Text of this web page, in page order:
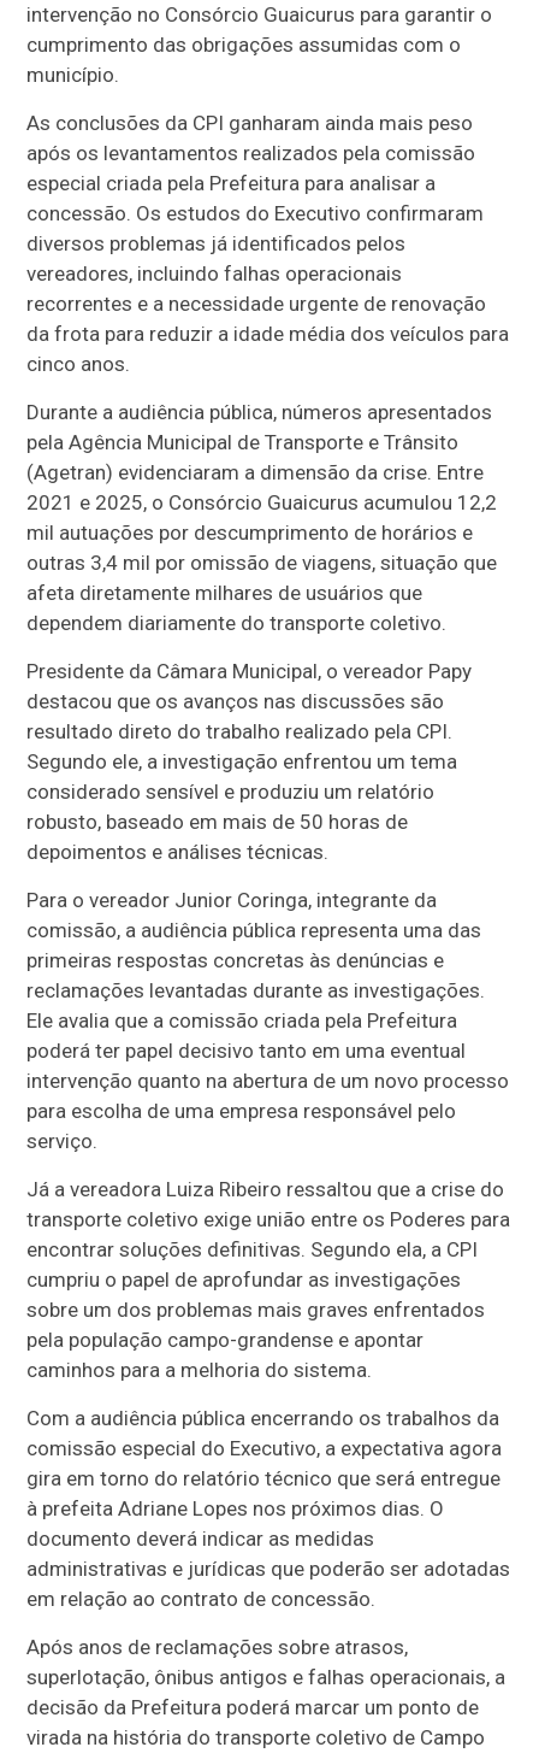
intervenção no Consórcio Guaicurus para garantir o
cumprimento das obrigações assumidas com o
município.
As conclusões da CPI ganharam ainda mais peso
após os levantamentos realizados pela comissão
especial criada pela Prefeitura para analisar a
concessão. Os estudos do Executivo confirmaram
diversos problemas já identificados pelos
vereadores, incluindo falhas operacionais
recorrentes e a necessidade urgente de renovação
da frota para reduzir a idade média dos veículos para
cinco anos.
Durante a audiência pública, números apresentados
pela Agência Municipal de Transporte e Trânsito
(Agetran) evidenciaram a dimensão da crise. Entre
2021 e 2025, o Consórcio Guaicurus acumulou 12,2
mil autuações por descumprimento de horários e
outras 3,4 mil por omissão de viagens, situação que
afeta diretamente milhares de usuários que
dependem diariamente do transporte coletivo.
Presidente da Câmara Municipal, o vereador Papy
destacou que os avanços nas discussões são
resultado direto do trabalho realizado pela CPI.
Segundo ele, a investigação enfrentou um tema
considerado sensível e produziu um relatório
robusto, baseado em mais de 50 horas de
depoimentos e análises técnicas.
Para o vereador Junior Coringa, integrante da
comissão, a audiência pública representa uma das
primeiras respostas concretas às denúncias e
reclamações levantadas durante as investigações.
Ele avalia que a comissão criada pela Prefeitura
poderá ter papel decisivo tanto em uma eventual
intervenção quanto na abertura de um novo processo
para escolha de uma empresa responsável pelo
serviço.
Já a vereadora Luiza Ribeiro ressaltou que a crise do
transporte coletivo exige união entre os Poderes para
encontrar soluções definitivas. Segundo ela, a CPI
cumpriu o papel de aprofundar as investigações
sobre um dos problemas mais graves enfrentados
pela população campo-grandense e apontar
caminhos para a melhoria do sistema.
Com a audiência pública encerrando os trabalhos da
comissão especial do Executivo, a expectativa agora
gira em torno do relatório técnico que será entregue
à prefeita Adriane Lopes nos próximos dias. O
documento deverá indicar as medidas
administrativas e jurídicas que poderão ser adotadas
em relação ao contrato de concessão.
Após anos de reclamações sobre atrasos,
superlotação, ônibus antigos e falhas operacionais, a
decisão da Prefeitura poderá marcar um ponto de
virada na história do transporte coletivo de Campo